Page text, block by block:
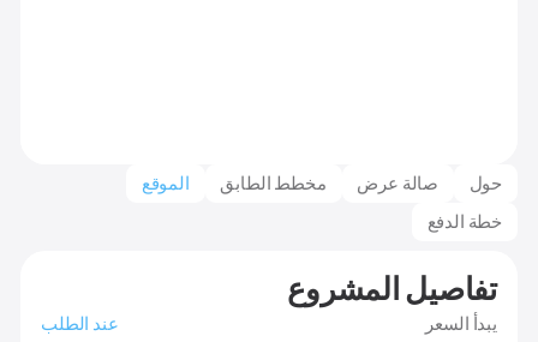
حول صالة عرض مخطط الطابق
الموقع
خطة الدفع
تفاصيل المشروع
يبدأ السعر
عند الطلب